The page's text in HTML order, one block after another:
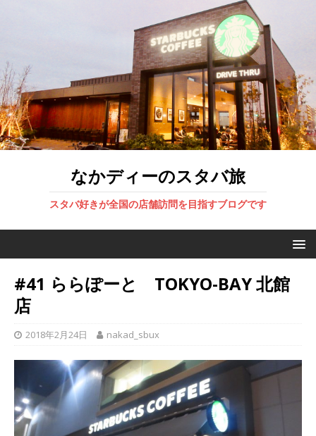
なかディーのスタバ旅
スタバ好きが全国の店舗訪問を目指すブログです
#41 ららぽーと TOKYO-BAY 北館
店
2018年2月24日 nakad_sbux